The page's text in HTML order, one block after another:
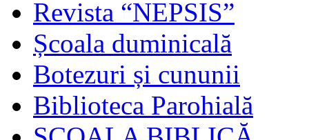
Revista “NEPSIS”
Școala duminicală
Botezuri și cununii
Biblioteca Parohială